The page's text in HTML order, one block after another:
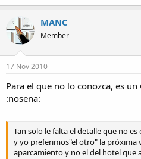
MANC
Member
17 Nov 2010
Para el que no lo conozca, es un
:nosena:
Tan solo le falta el detalle que no
y yo preferimos"el otro" la próxima
aparcamiento y no el del hotel que